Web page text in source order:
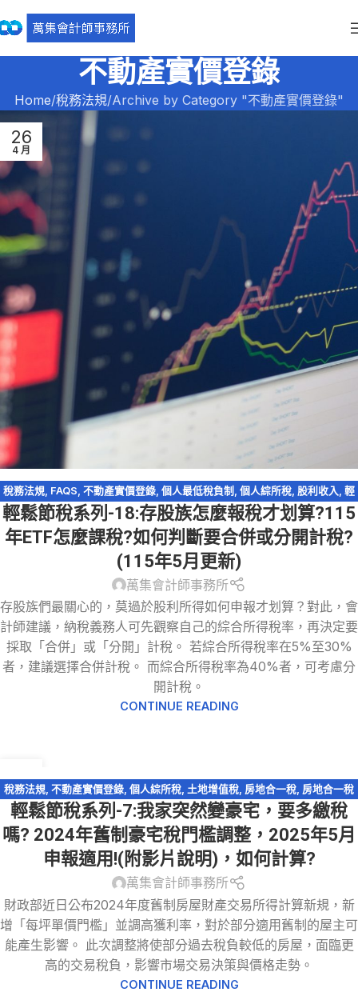
不動產實價登錄
Home 稅務法規 Archive by Category "不動產實價登錄"
26
4 月
稅務法規, FAQS, 不動產實價登錄, 個人最低稅負制 , 個人綜所稅, 股利收入, 輕
鬆節稅, 輕鬆節稅-綜所稅
輕鬆節稅系列-18:存股族怎麼報稅才划算?115
年ETF怎麼課稅?如何判斷要合併或分開計稅?
(115年5月更新)
萬集會計師事務所
存股族們最關心的，莫過於股利所得如何申報才划算？對此，會
計師建議，納稅義務人可先觀察自己的綜合所得稅率，再決定要
採取「合併」或「分開」計稅。 若綜合所得稅率在5%至30%
者，建議選擇合併計稅。 而綜合所得稅率為40%者，可考慮分
開計稅。
CONTINUE READING
3 月
稅務法規 不動產實價登錄 個人綜所稅 土地增值稅 房地合一稅 房地合一稅
2.0,輕鬆節稅,輕鬆節稅-綜所稅
輕鬆節稅系列-7:我家突然變豪宅，要多繳稅
嗎? 2024年舊制豪宅稅門檻調整，2025年5月
申報適用!(附影片說明)，如何計算?
萬集會計師事務所
財政部近日公布2024年度舊制房屋財產交易所得計算新規，新
增「每坪單價門檻」並調高獲利率，對於部分適用舊制的屋主可
能產生影響。 此次調整將使部分過去稅負較低的房屋，面臨更
高的交易稅負，影響市場交易決策與價格走勢。
CONTINUE READING